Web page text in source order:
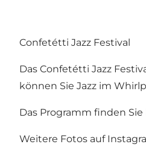
Confetétti Jazz Festival
Das Confetétti Jazz
können Sie Jazz im
Das Programm finden Sie
Weitere Fotos auf